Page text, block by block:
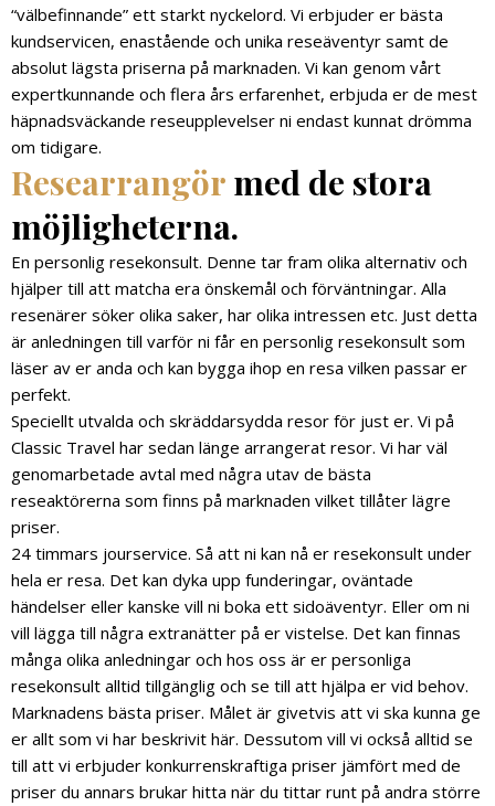
“välbefinnande” ett starkt nyckelord. Vi erbjuder er bästa
kundservicen, enastående och unika reseäventyr samt de
absolut lägsta priserna på marknaden. Vi kan genom vårt
expertkunnande och flera års erfarenhet, erbjuda er de mest
häpnadsväckande reseupplevelser ni endast kunnat drömma
om tidigare.
Researrangör med de stora
möjligheterna.
En personlig resekonsult. Denne tar fram olika alternativ och
hjälper till att matcha era önskemål och förväntningar. Alla
resenärer söker olika saker, har olika intressen etc. Just detta
är anledningen till varför ni får en personlig resekonsult som
läser av er anda och kan bygga ihop en resa vilken passar er
perfekt.
Speciellt utvalda och skräddarsydda resor för just er. Vi på
Classic Travel har sedan länge arrangerat resor. Vi har väl
genomarbetade avtal med några utav de bästa
reseaktörerna som finns på marknaden vilket tillåter lägre
priser.
24 timmars jourservice. Så att ni kan nå er resekonsult under
hela er resa. Det kan dyka upp funderingar, oväntade
händelser eller kanske vill ni boka ett sidoäventyr. Eller om ni
vill lägga till några extranätter på er vistelse. Det kan finnas
många olika anledningar och hos oss är er personliga
resekonsult alltid tillgänglig och se till att hjälpa er vid behov.
Marknadens bästa priser. Målet är givetvis att vi ska kunna ge
er allt som vi har beskrivit här. Dessutom vill vi också alltid se
till att vi erbjuder konkurrenskraftiga priser jämfört med de
priser du annars brukar hitta när du tittar runt på andra större